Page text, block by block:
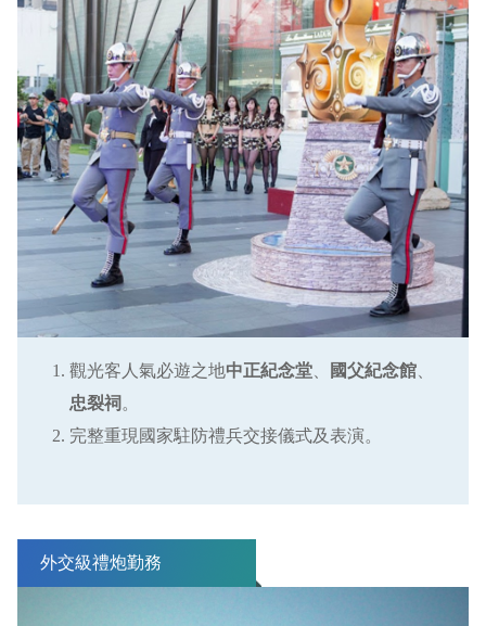
觀光客人氣必遊之地中正紀念堂 國父紀念館
忠裂祠 。
完整重現國家駐防禮兵交接儀式及表演。
外交級禮炮勤務